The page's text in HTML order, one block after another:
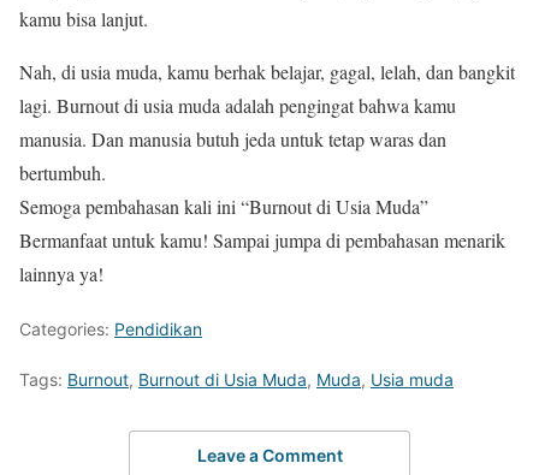
kamu bisa lanjut.
Nah, di usia muda, kamu berhak belajar, gagal, lelah, dan bangkit
lagi. Burnout di usia muda adalah pengingat bahwa kamu
manusia. Dan manusia butuh jeda untuk tetap waras dan
bertumbuh.
Semoga pembahasan kali ini “Burnout di Usia Muda”
Bermanfaat untuk kamu! Sampai jumpa di pembahasan menarik
lainnya ya!
Categories: Pendidikan
Tags: Burnout, Burnout di Usia Muda, Muda, Usia muda
Leave a Comment